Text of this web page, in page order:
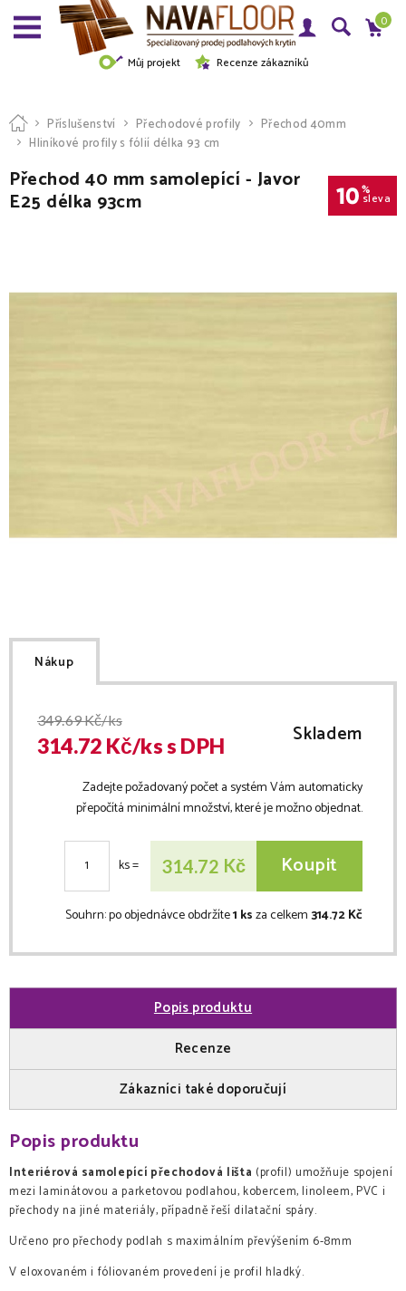
Můj projekt Recenze zákazníků
0
Příslušenství Přechodové profily
Přechod 40mm
Hliníkové profily s fólií délka 93 cm
Přechod 40 mm samolepící - Javor
E25 délka 93cm 10 %
sleva
Nákup
349.69Kč/ks
314.72 Kč/kss DPH Skladem
Zadejte požadovaný počet a systém Vám automaticky
přepočítá minimální množství, které je možno objednat.
ks= 314.72 Kč Koupit
Souhrn:po objednávce obdržíte1 ksza celkem314.72 Kč
Popis produktu
Recenze
Zákazníci také doporučují
Popis produktu
Interiérová samolepící přechodová lišta (profil) umožňuje spojení
mezi laminátovou a parketovou podlahou, kobercem, linoleem, PVC i
přechody na jiné materiály, případně řeší dilatační spáry.
Určeno pro přechody podlah s maximálním převýšením 6-8mm
V eloxovaném i fóliovaném provedení je profil hladký.